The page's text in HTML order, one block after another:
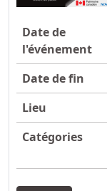
Date de
l'événement
Date de fin
Lieu
Catégories